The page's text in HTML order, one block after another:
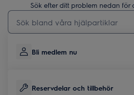
Sök efter ditt problem nedan för
Skriv här för att söka i supportartiklar
Bli medlem nu
Reservdelar och tillbehör